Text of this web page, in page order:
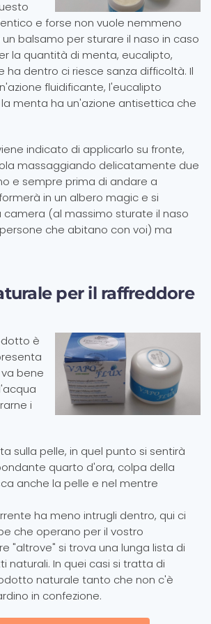
e forse non vuole nemmeno
balsamo per sturare il naso in caso
la quantità di menta, eucalipto,
ha dentro ci riesce sanza difficoltà. Il
fluidificante, l'eucalipto
menta ha un'azione antisettica che
indicato di applicarlo su fronte,
massaggiando delicatamente due
e sempre prima di andare a
in un albero magic e si
camera (al massimo sturate il naso
che abitano con voi) ma
per il raffreddore
è
bene
i
sulla pelle, in quel punto si sentirà
quarto d'ora, colpa della
anche la pelle e nel mentre
ha meno intrugli dentro, qui ci
che operano per il vostro
"altrove" si trova una lunga lista di
naturali. In quei casi si tratta di
naturale tanto che non c'è
in confezione.